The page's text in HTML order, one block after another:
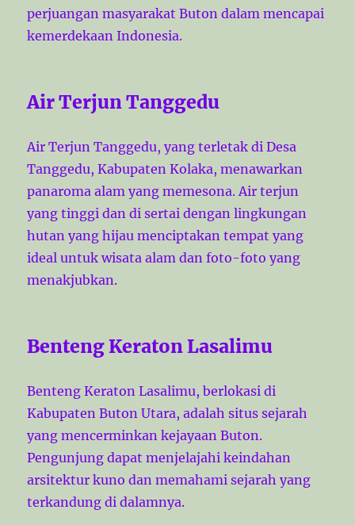
perjuangan masyarakat Buton dalam mencapai
kemerdekaan Indonesia.
Air Terjun Tanggedu
Air Terjun Tanggedu, yang terletak di Desa
Tanggedu, Kabupaten Kolaka, menawarkan
panaroma alam yang memesona. Air terjun
yang tinggi dan di sertai dengan lingkungan
hutan yang hijau menciptakan tempat yang
ideal untuk wisata alam dan foto-foto yang
menakjubkan.
Benteng Keraton Lasalimu
Benteng Keraton Lasalimu, berlokasi di
Kabupaten Buton Utara, adalah situs sejarah
yang mencerminkan kejayaan Buton.
Pengunjung dapat menjelajahi keindahan
arsitektur kuno dan memahami sejarah yang
terkandung di dalamnya.